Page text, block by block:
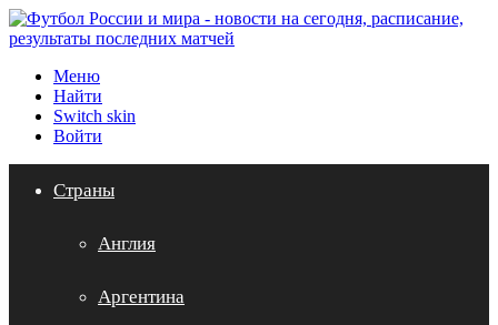
Меню
Найти
Switch skin
Войти
Страны
Англия
Аргентина